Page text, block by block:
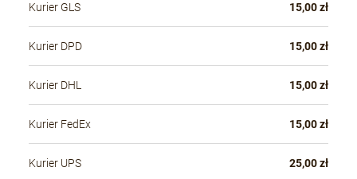
Kurier GLS 15,00 zł
Kurier DPD 15,00 zł
Kurier DHL 15,00 zł
Kurier FedEx 15,00 zł
Kurier UPS 25,00 zł